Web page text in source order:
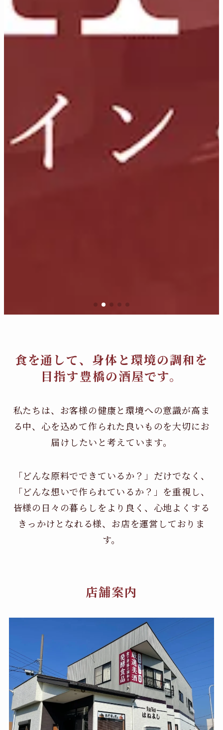
食を通して、身体と環境の調和を
目指す豊橋の酒屋です。
私たちは、お客様の健康と環境への意識が高ま
る中、 心を込めて作られた良いものを大切にお
届けしたいと考えています。
「どんな原料でできているか？」だけでなく、
「どんな想いで作られているか？」を重視し、
皆様の日々の暮らしをより良く、心地よくする
きっかけとなれる様、お店を運営しておりま
す。
店舗案内